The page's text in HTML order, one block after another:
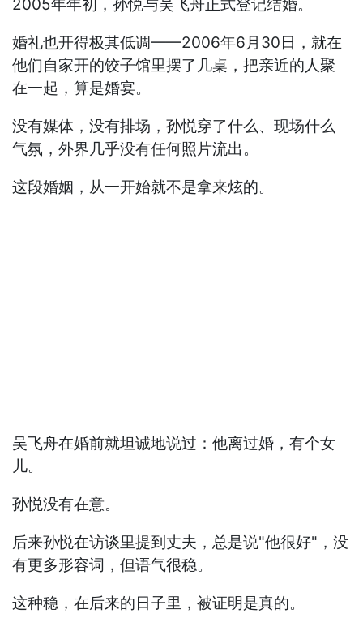
2005年年初，孙悦与吴飞舟正式登记结婚。
婚礼也开得极其低调——2006年6月30日，就在
他们自家开的饺子馆里摆了几桌，把亲近的人聚
在一起，算是婚宴。
没有媒体，没有排场，孙悦穿了什么、现场什么
气氛，外界几乎没有任何照片流出。
这段婚姻，从一开始就不是拿来炫的。
吴飞舟在婚前就坦诚地说过：他离过婚，有个女
儿。
孙悦没有在意。
后来孙悦在访谈里提到丈夫，总是说"他很好"，没
有更多形容词，但语气很稳。
这种稳，在后来的日子里，被证明是真的。